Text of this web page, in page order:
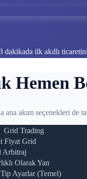
ilk akıllı
Hemen
akım seçenekleri de
Grid Trading
Fiyat Grid
Arbitraj
Olarak Yan
Ayarlar (Temel)